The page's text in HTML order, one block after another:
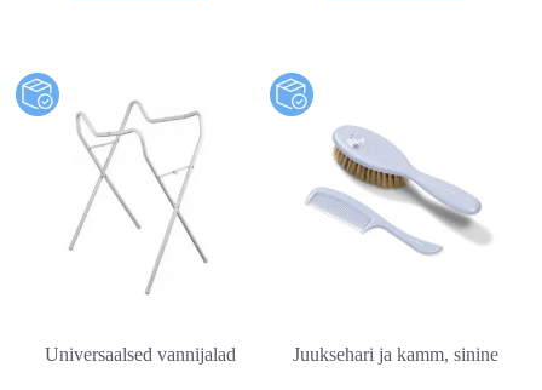
Universaalsed vannijalad Juuksehari ja kamm, sinine